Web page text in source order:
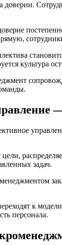
доверии.
культура
задач.
к
персонала.